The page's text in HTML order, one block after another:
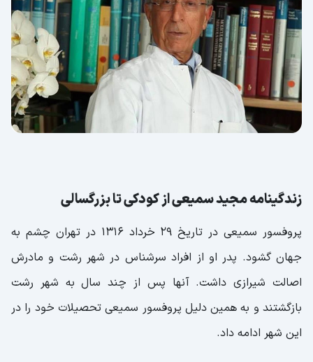
زندگینامه مجید سمیعی از کودکی تا بزرگسالی
پروفسور سمیعی در تاریخ ۲۹ خرداد ۱۳۱۶ در تهران چشم به
جهان گشود. پدر او از افراد سرشناس در شهر رشت و مادرش
اصالت شیرازی داشت‌. آنها پس از چند سال به شهر رشت
بازگشتند و به همین دلیل پروفسور سمیعی تحصیلات خود را در
این شهر ادامه داد.